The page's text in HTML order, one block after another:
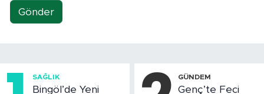
Gönder
SAĞLIK
Bingöl’de Yeni
GÜNDEM
Genç’te Feci